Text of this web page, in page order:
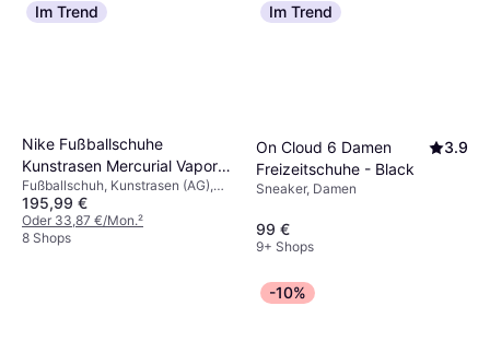
Im Trend
Nike Fußballschuhe
Kunstrasen Mercurial Vapor
Elite Ag-Pro
Fußballschuh, Kunstrasen (AG),
Herren
195,99 €
Oder 33,87 €/Mon.²
8 Shops
Im Trend
On Cloud 6 Damen
Freizeitschuhe - Black
3.9
Sneaker, Damen
99 €
9+ Shops
-10%